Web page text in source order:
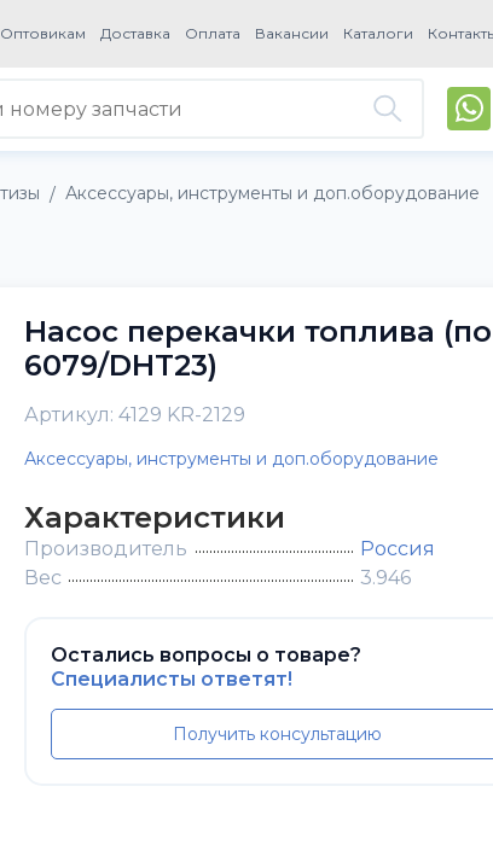
Оптовикам Доставка Оплата Вакансии Каталоги
/ Аксессуары, инструменты и доп.оборудование
Насос перекачки топлива
6079/DHT23)
Артикул: 4129 KR-2129
Аксессуары, инструменты и доп.оборудование
Характеристики
Производитель
Россия
Вес
3.946
Остались вопросы о товаре?
Специалисты ответят!
Получить консультацию